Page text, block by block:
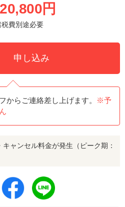
円
費別途必要
申し込み
からご連絡差し上げます。
※予
ャンセル料金が発生（ピーク期：